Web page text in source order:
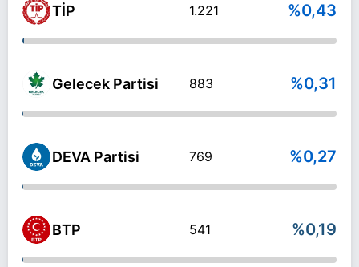
TİP 1.221 %0,43
Gelecek Partisi 883 %0,31
DEVA Partisi 769 %0,27
BTP 541 %0,19